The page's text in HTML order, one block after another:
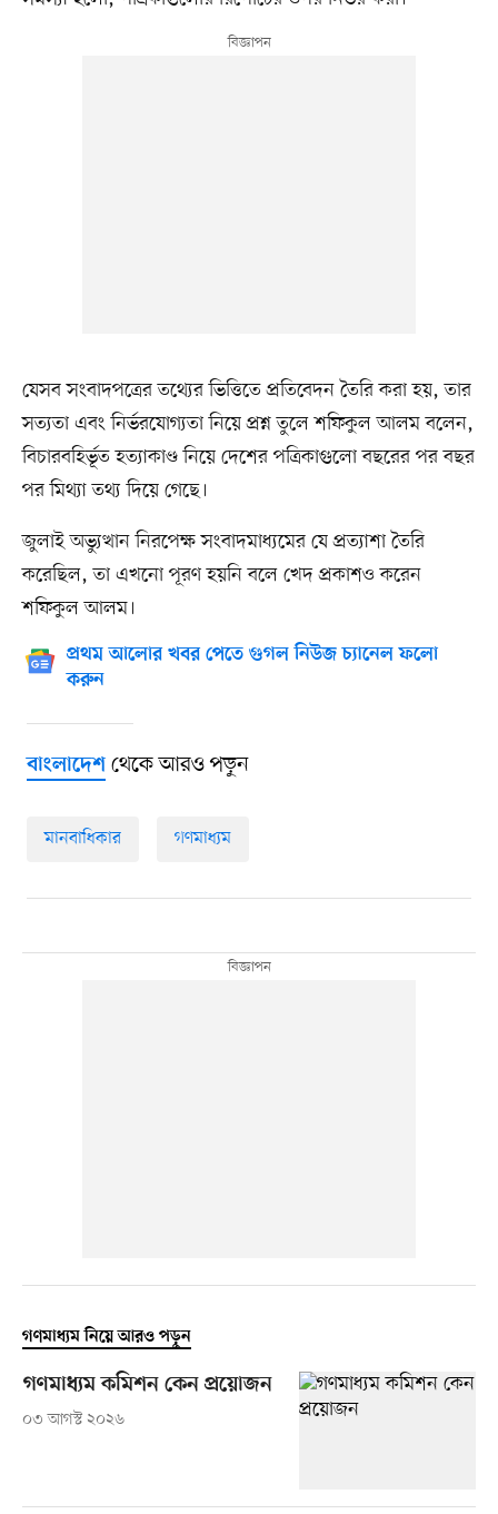
যেসব সংবাদপত্রের তথ্যের ভিত্তিতে প্রতিবেদন তৈরি করা হয়, তার
সত্যতা এবং নির্ভরযোগ্যতা নিয়ে প্রশ্ন তুলে শফিকুল আলম বলেন,
বিচারবহির্ভূত হত্যাকাণ্ড নিয়ে দেশের পত্রিকাগুলো বছরের পর বছর
পর মিথ্যা তথ্য দিয়ে গেছে।
জুলাই অভ্যুত্থান নিরপেক্ষ সংবাদমাধ্যমের যে প্রত্যাশা তৈরি
করেছিল, তা এখনো পূরণ হয়নি বলে খেদ প্রকাশও করেন
শফিকুল আলম।
প্রথম আলোর খবর পেতে গুগল নিউজ চ্যানেল ফলো
করুন
বাংলাদেশথেকে আরও পড়ুন
মানবাধিকার গণমাধ্যম
গণমাধ্যম নিয়ে আরও পড়ুন
গণমাধ্যম কমিশন কেন প্রয়োজন
০৩ আগস্ট ২০২৬